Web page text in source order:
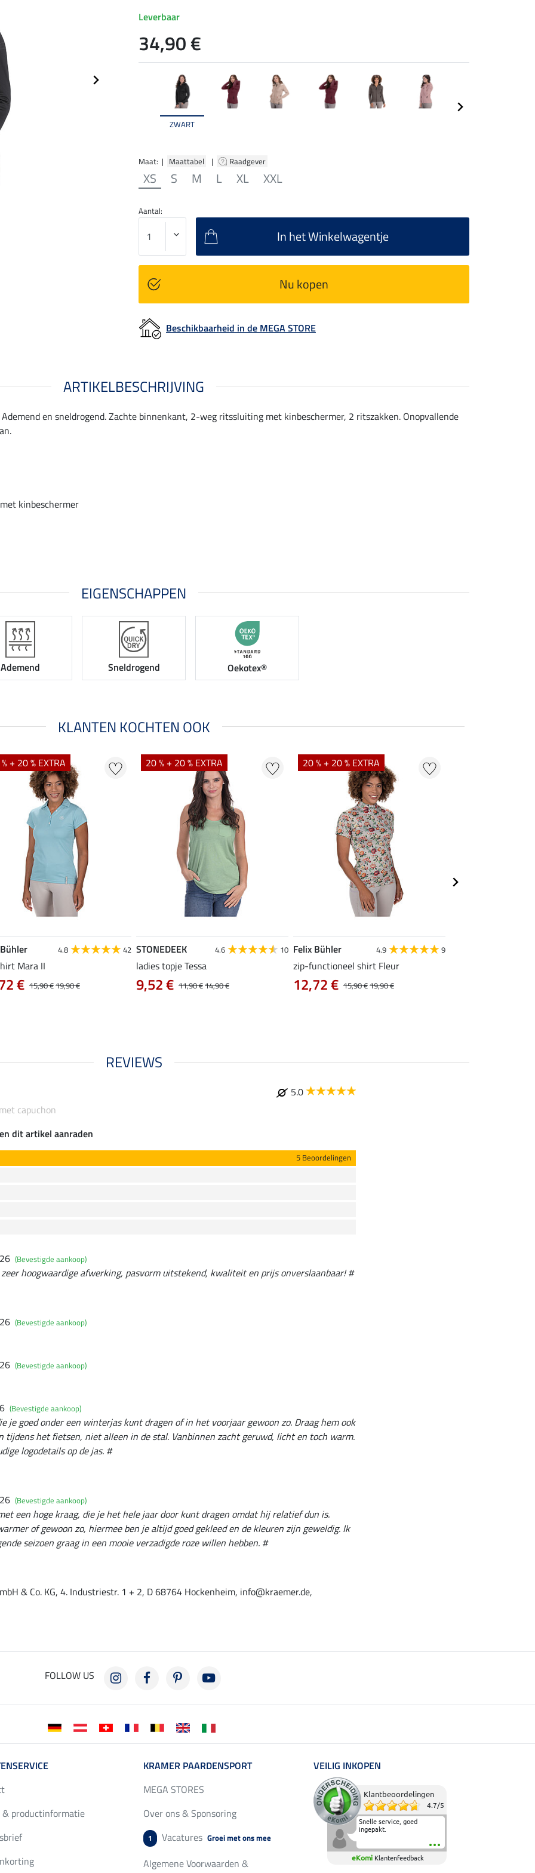
ZWART
Maat: | Maattabel | Raadgever
XS S M L XL XXL
Leverbaar
34,90 €
Aantal:
In het Winkelwagentje
Nu kopen
Beschikbaarheid in de MEGA STORE
ARTIKELBESCHRIJVING
en sneldrogend. Zachte binnenkant, 2-weg ritssluiting met kinbeschermer, 2 ritszakken. Onopvallende
kinbeschermer
EIGENSCHAPPEN
Ademend Sneldrogend Oekotex®
KLANTEN KOCHTEN OOK
+ 20 % EXTRA
4.8 42
Mara II
15,90 €19,90 €
€
20 % + 20 % EXTRA
STONEDEEK 4.6 10
ladies topje Tessa
11,90 €14,90 €
9,52 €
20 % + 20 % EXTRA
Felix Bühler 4.9 9
zip-functioneel shirt Fleur
15,90 €19,90 €
12,72 €
REVIEWS
5.0
capuchon
dit artikel aanraden
5 Beoordelingen
(Bevestigde aankoop)
zeer hoogwaardige afwerking, pasvorm uitstekend, kwaliteit en prijs onverslaanbaar! #
(Bevestigde aankoop)
(Bevestigde aankoop)
(Bevestigde aankoop)
je goed onder een winterjas kunt dragen of in het voorjaar gewoon zo. Draag hem ook
tijdens het fietsen, niet alleen in de stal. Vanbinnen zacht geruwd, licht en toch warm.
logodetails op de jas. #
(Bevestigde aankoop)
een hoge kraag, die je het hele jaar door kunt dragen omdat hij relatief dun is.
of gewoon zo, hiermee ben je altijd goed gekleed en de kleuren zijn geweldig. Ik
seizoen graag in een mooie verzadigde roze willen hebben. #
& Co. KG, 4. Industriestr. 1 + 2, D 68764 Hockenheim, info@kraemer.de,
FOLLOW US
& productinformatie
KRAMER PAARDENSPORT
MEGA STORES
Over ons & Sponsoring
1 Vacatures Groei met ons mee
Algemene Voorwaarden &
VEILIG INKOPEN
Klantbeoordelingen
4.7/5
Snelle service, goed
ingepakt.
eKomi Klantenfeedback